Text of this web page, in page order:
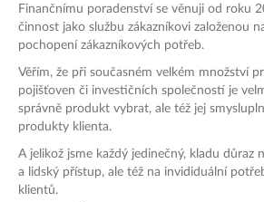
Finančnímu poradenství se věnuji od roku
činnost jako službu zákazníkovi založenou
pochopení zákazníkových potřeb.
Věřím, že při současném velkém množství
pojišťoven či investičních společností je
správně produkt vybrat, ale též jej
produkty klienta.
A jelikož jsme každý jedinečný, kladu důraz
a lidský přístup, ale též na invididuální
klientů.